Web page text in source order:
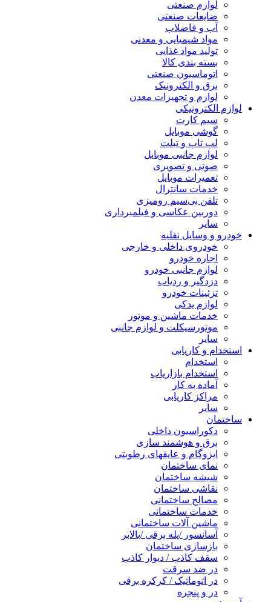
لوازم صنعتی
ضایعات صنعتی
آب و فاضلاب
مواد شیمیایی و معدنی
تولید مواد غذایی
بسته بندی کالا
اتوماسیون صنعتی
برق و الکترونیک
لوازم و تجهیزات معدن
لوازم الکترونیکی
سیم کارت
گوشی موبایل
لپ تاپ و تبلت
لوازم جانبی موبایل
صوتی و تصویری
تعمیرات موبایل
خدمات سانترال
تلفن بی‌سیم رومیزی
دوربین عکاسی و فیلمبرداری
سایر
خودرو و وسایل نقلیه
خودروی داخلی و خارجی
اجاره خودرو
لوازم جانبی خودرو
دزدگیر و ردیاب
تزئینات خودرو
لوازم یدکی
خدمات ماشین و موتور
موتورسیکلت و لوازم جانبی
سایر
استخدام و کاریابی
استخدام
استخدام بازاریاب
آماده به کار
مراکز کاریابی
سایر
ساختمان
دکوراسیون داخلی
برق و هوشمند سازی
ایزوگام و عایقهای رطوبتی
نمای ساختمان
شیشه ساختمان
نقاشی ساختمان
مصالح ساختمانی
خدمات ساختمانی
ماشین آلات ساختمانی
آسانسور /پله برقی /بالابر
بازسازی ساختمان
سقف کاذب / دیوار کاذب
در ضد سرقت
در اتوماتیک / کرکره برقی
در و پنجره